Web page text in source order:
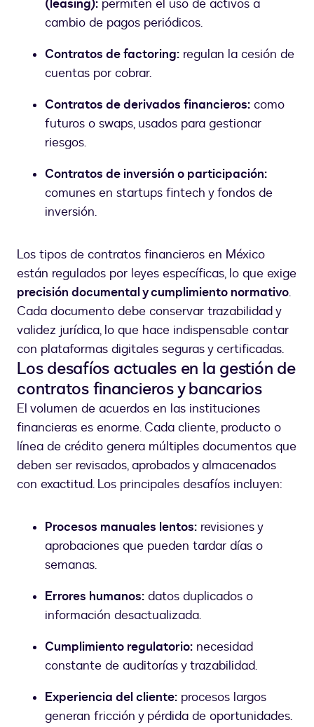
(leasing): permiten el uso de activos a
cambio de pagos periódicos.
Contratos de factoring: regulan la cesión de
cuentas por cobrar.
Contratos de derivados financieros: como
futuros o swaps, usados para gestionar
riesgos.
Contratos de inversión o participación:
comunes en startups fintech y fondos de
inversión.
Los tipos de contratos financieros en México
están regulados por leyes específicas, lo que exige
precisión documental y cumplimiento normativo.
Cada documento debe conservar trazabilidad y
validez jurídica, lo que hace indispensable contar
con plataformas digitales seguras y certificadas.
Los desafíos actuales en la gestión de
contratos financieros y bancarios
El volumen de acuerdos en las instituciones
financieras es enorme. Cada cliente, producto o
línea de crédito genera múltiples documentos que
deben ser revisados, aprobados y almacenados
con exactitud. Los principales desafíos incluyen:
Procesos manuales lentos: revisiones y
aprobaciones que pueden tardar días o
semanas.
Errores humanos: datos duplicados o
información desactualizada.
Cumplimiento regulatorio: necesidad
constante de auditorías y trazabilidad.
Experiencia del cliente: procesos largos
generan fricción y pérdida de oportunidades.